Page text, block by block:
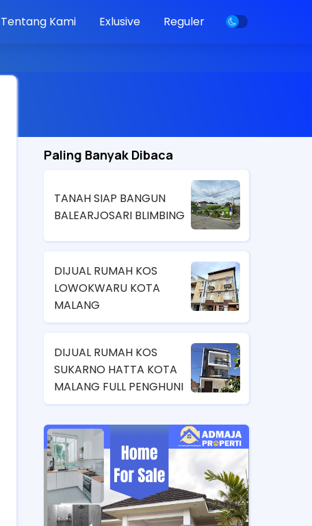
Tentang Kami Exlusive Reguler
Paling Banyak Dibaca
TANAH SIAP BANGUN
BALEARJOSARI BLIMBING
DIJUAL RUMAH KOS
LOWOKWARU KOTA
MALANG
DIJUAL RUMAH KOS
SUKARNO HATTA KOTA
MALANG FULL PENGHUNI